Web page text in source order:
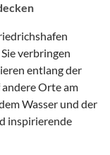
verbringen
entlang der
Orte am
Wasser und der
inspirierende